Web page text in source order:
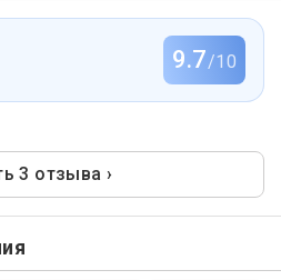
9.7/10
3 отзыва ›